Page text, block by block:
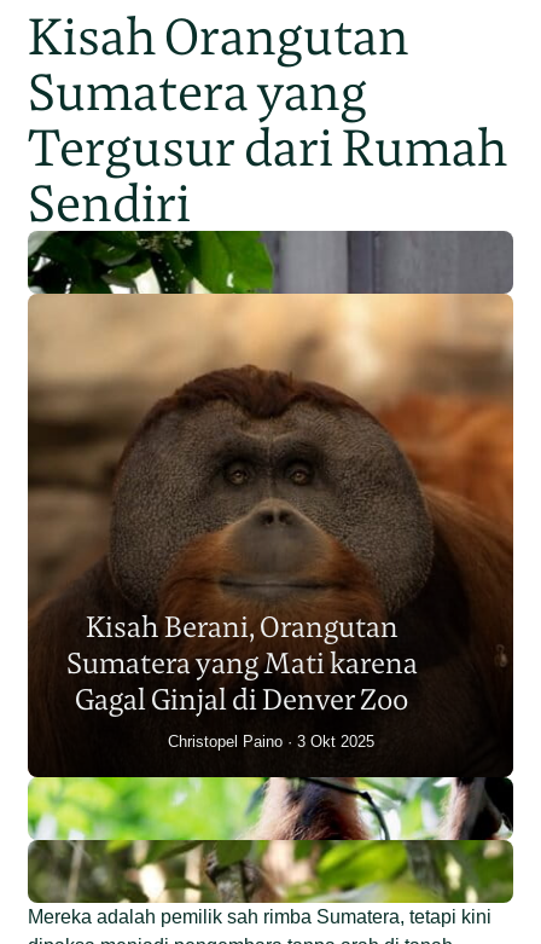
tata kelola hutan
Kisah Orangutan
Sumatera yang
Tergusur dari Rumah
Sendiri
Populasi Orangutan
Sumatera Berkurang 2.700
Individu dalam Satu Dekade?
Junaidi Hanafiah 14 Jul 2026
Kisah Berani, Orangutan
Sumatera yang Mati karena
Gagal Ginjal di Denver Zoo
Christopel Paino 3 Okt 2025
Mereka adalah pemilik sah rimba Sumatera, tetapi kini